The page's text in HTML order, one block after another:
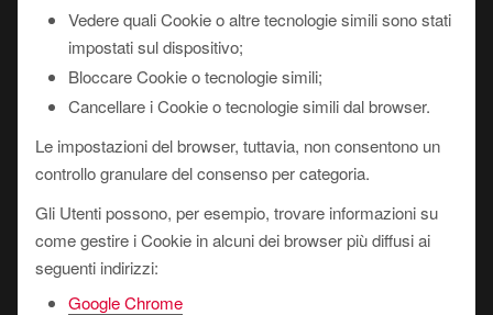
Vedere quali Cookie o altre tecnologie simili sono stati
impostati sul dispositivo;
Bloccare Cookie o tecnologie simili;
Cancellare i Cookie o tecnologie simili dal browser.
Le impostazioni del browser, tuttavia, non consentono un
controllo granulare del consenso per categoria.
Gli Utenti possono, per esempio, trovare informazioni su
come gestire i Cookie in alcuni dei browser più diffusi ai
seguenti indirizzi:
Google Chrome